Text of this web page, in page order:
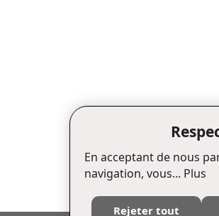
En acceptant de nous
navigation, vous... Plus
Rejeter tout